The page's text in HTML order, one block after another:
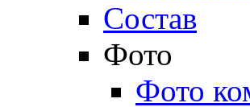
Состав
Фото
Фото